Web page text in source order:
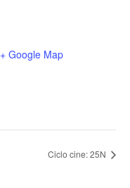
+ Google Map
Ciclo cine: 25N